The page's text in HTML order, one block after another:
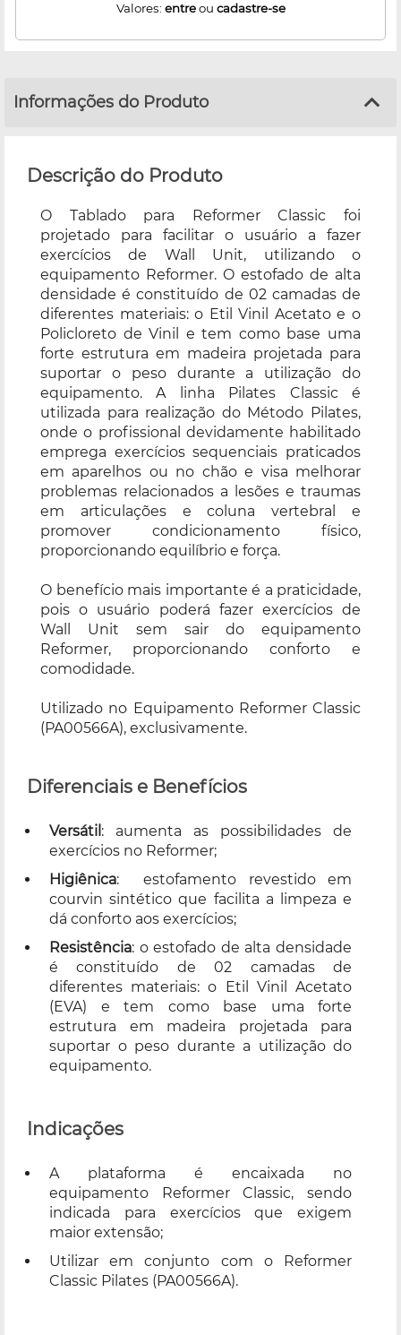
Valores: entreou cadastre-se
Informações do Produto
Descrição do Produto
O Tablado para Reformer Classic foi
projetado para facilitar o usuário a fazer
exercícios de Wall Unit, utilizando o
equipamento Reformer. O estofado de alta
densidade é constituído de 02 camadas de
diferentes materiais: o Etil Vinil Acetato e o
Policloreto de Vinil e tem como base uma
forte estrutura em madeira projetada para
suportar o peso durante a utilização do
equipamento. A linha Pilates Classic é
utilizada para realização do Método Pilates,
onde o profissional devidamente habilitado
emprega exercícios sequenciais praticados
em aparelhos ou no chão e visa melhorar
problemas relacionados a lesões e traumas
em articulações e coluna vertebral e
promover condicionamento físico,
proporcionando equilíbrio e força.
O benefício mais importante é a praticidade,
pois o usuário poderá fazer exercícios de
Wall Unit sem sair do equipamento
Reformer, proporcionando conforto e
comodidade.
Utilizado no Equipamento Reformer Classic
(PA00566A), exclusivamente.
Diferenciais e Benefícios
Versátil : aumenta as possibilidades de
exercícios no Reformer;
Higiênica: estofamento revestido em
courvin sintético que facilita a limpeza e
dá conforto aos exercícios;
Resistência: o estofado de alta densidade
é constituído de 02 camadas de
diferentes materiais: o Etil Vinil Acetato
(EVA) e tem como base uma forte
estrutura em madeira projetada para
suportar o peso durante a utilização do
equipamento.
Indicações
A plataforma é encaixada no
equipamento Reformer Classic, sendo
indicada para exercícios que exigem
maior extensão;
Utilizar em conjunto com o Reformer
Classic Pilates (PA00566A).